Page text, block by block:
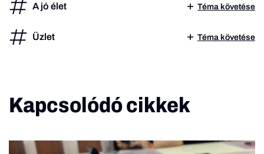
A jó élet Téma követése
Üzlet Téma követése
Kapcsolódó cikkek